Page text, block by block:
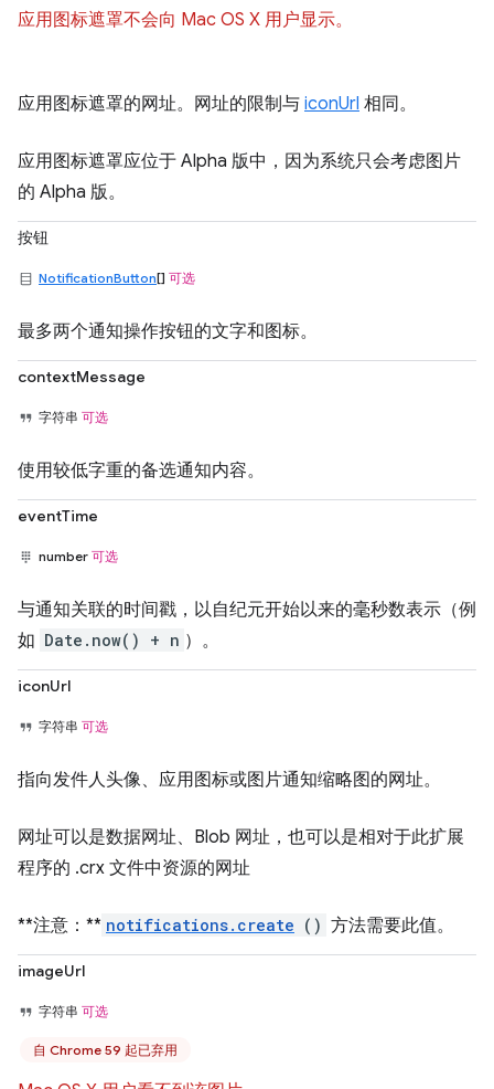
应用图标遮罩不会向 Mac OS X 用户显示。
应用图标遮罩的网址。网址的限制与 iconUrl 相同。
应用图标遮罩应位于 Alpha 版中，因为系统只会考虑图片
的 Alpha 版。
按钮
NotificationButton[] 可选
最多两个通知操作按钮的文字和图标。
contextMessage
字符串 可选
使用较低字重的备选通知内容。
eventTime
number 可选
与通知关联的时间戳，以自纪元开始以来的毫秒数表示（例
如 Date.now() + n ）。
iconUrl
字符串 可选
指向发件人头像、应用图标或图片通知缩略图的网址。
网址可以是数据网址、Blob 网址，也可以是相对于此扩展
程序的 .crx 文件中资源的网址
**注意：** notifications.create () 方法需要此值。
imageUrl
字符串 可选
自 Chrome 59 起已弃用